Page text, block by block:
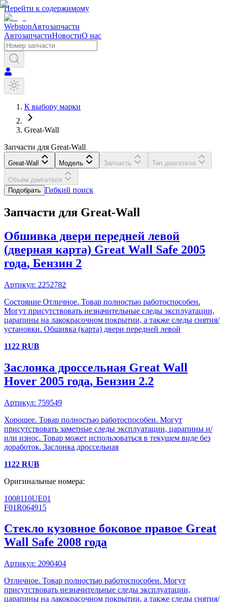
Перейти к содержимому
WebstonАвтозапчасти
АвтозапчастиНовостиО нас
К выбору марки
Great-Wall
Запчасти для Great-Wall
Great-Wall Модель Запчасть Тип двигателя
Объём двигателя
Подобрать Гибкий поиск
Запчасти для Great-Wall
Обшивка двери передней левой
(дверная карта) Great Wall Safe 2005
года, Бензин 2
Артикул: 2252782
Состояние Отличное. Товар полностью работоспособен.
Могут присутствовать незначительные следы эксплуатации,
царапины на лакокрасочном покрытии, а также следы снятия/
установки. Обшивка (карта) двери передней левой
1122 RUB
Заслонка дроссельная Great Wall
Hover 2005 года, Бензин 2.2
Артикул: 759549
Хорошее. Товар полностью работоспособен. Могут
присутствовать заметные следы эксплуатации, царапины и/
или износ. Товар может использоваться в текущем виде без
доработок. Заслонка дроссельная
1122 RUB
Оригинальные номера:
1008110UE01
F01R064915
Стекло кузовное боковое правое Great
Wall Safe 2008 года
Артикул: 2090404
Отличное. Товар полностью работоспособен. Могут
присутствовать незначительные следы эксплуатации,
царапины на лакокрасочном покрытии, а также следы снятия/